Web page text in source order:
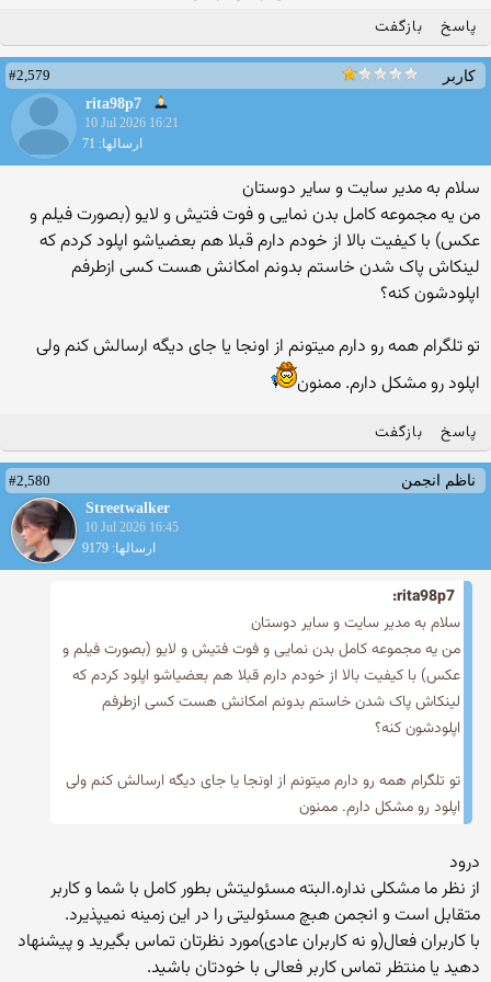
پاسخ بازگفت
کاربر
#2,579
rita98p7
10 Jul 2026 16:21
ارسالها: 71
سلام به مدیر سایت و سایر دوستان
من یه مجموعه کامل بدن نمایی و فوت فتیش و لایو (بصورت فیلم و
عکس) با کیفیت بالا از خودم دارم قبلا هم بعضیاشو اپلود کردم که
لینکاش پاک شدن خاستم بدونم امکانش هست کسی ازطرفم
اپلودشون کنه؟
تو تلگرام همه رو دارم میتونم از اونجا یا جای دیگه ارسالش کنم ولی
اپلود رو مشکل دارم. ممنون
پاسخ بازگفت
ناظم انجمن
#2,580
Streetwalker
10 Jul 2026 16:45
ارسالها: 9179
rita98p7:
سلام به مدیر سایت و سایر دوستان
من یه مجموعه کامل بدن نمایی و فوت فتیش و لایو (بصورت فیلم و
عکس) با کیفیت بالا از خودم دارم قبلا هم بعضیاشو اپلود کردم که
لینکاش پاک شدن خاستم بدونم امکانش هست کسی ازطرفم
اپلودشون کنه؟
تو تلگرام همه رو دارم میتونم از اونجا یا جای دیگه ارسالش کنم ولی
اپلود رو مشکل دارم. ممنون
درود
از نظر ما مشکلی نداره.البته مسئولیتش بطور کامل با شما و کاربر
متقابل است و انجمن هبچ مسئولیتی را در این زمینه نمیپذیرد.
با کاربران فعال(و نه کاربران عادی)مورد نظرتان تماس بگیرید و‌ پیشنهاد
دهید یا منتظر تماس کاربر فعالی با خودتان باشید.